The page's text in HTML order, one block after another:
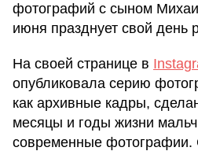
фотографий с сыном
июня празднует свой день
На своей странице в
опубликовала серию
как архивные кадры,
месяцы и годы жизни
современные фотографии.